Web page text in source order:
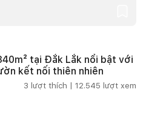
tại Đắk Lắk nổi bật với
kết nối thiên nhiên
3 lượt thích | 12.545 lượt xem